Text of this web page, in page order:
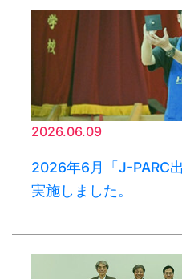
2026.06.09
2026年6月「J-PARC
実施しました。